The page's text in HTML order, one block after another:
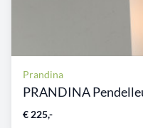
Prandina
PRANDINA
€ 225,-